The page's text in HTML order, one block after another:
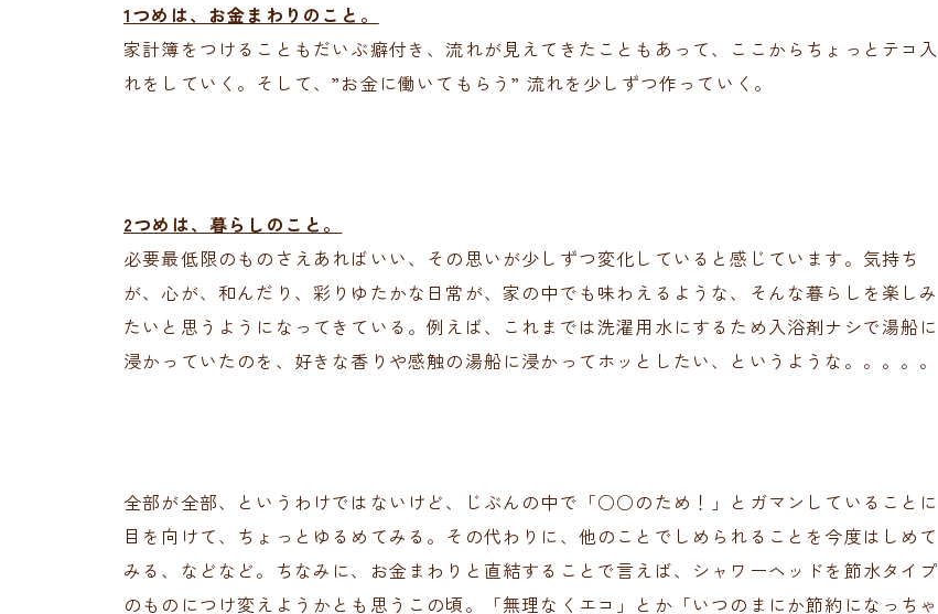
1つめは、お金まわりのこと。
家計簿をつけることもだいぶ癖付き、流れが見えてきたこともあって、ここからちょっとテコ入
れをしていく。そして、”お金に働いてもらう” 流れを少しずつ作っていく。
2つめは、暮らしのこと。
必要最低限のものさえあればいい、その思いが少しずつ変化していると感じています。気持ち
が、心が、和んだり、彩りゆたかな日常が、家の中でも味わえるような、そんな暮らしを楽しみ
たいと思うようになってきている。例えば、これまでは洗濯用水にするため入浴剤ナシで湯船に
浸かっていたのを、好きな香りや感触の湯船に浸かってホッとしたい、というような。。。。。
全部が全部、というわけではないけど、じぶんの中で「○○のため！」とガマンしていることに
目を向けて、ちょっとゆるめてみる。その代わりに、他のことでしめられることを今度はしめて
みる、などなど。ちなみに、お金まわりと直結することで言えば、シャワーヘッドを節水タイプ
のものにつけ変えようかとも思うこの頃。「無理なくエコ」とか「いつのまにか節約になっちゃ